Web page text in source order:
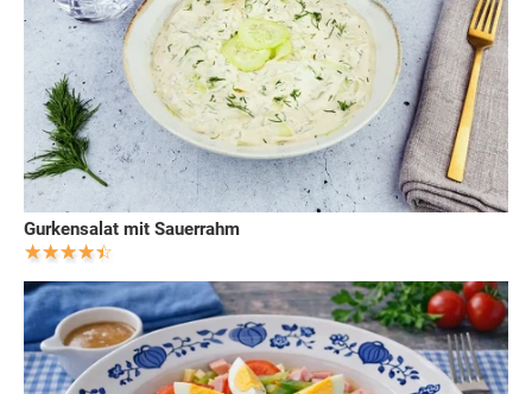
Gurkensalat mit Sauerrahm